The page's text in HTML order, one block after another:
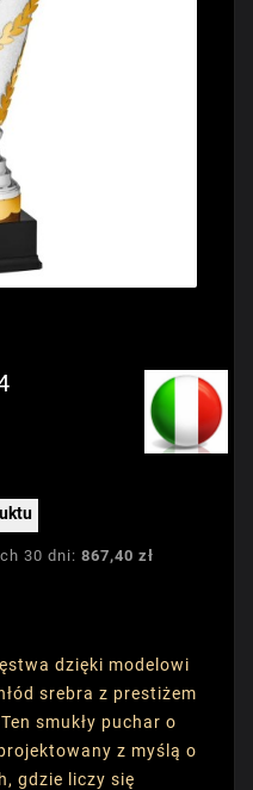
30 dni: 867,40 zł
dzięki modelowi
srebra z prestiżem
smukły puchar o
z myślą o
gdzie liczy się